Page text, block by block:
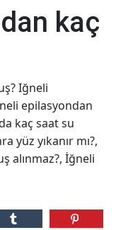
kaç
Iğneli
epilasyondan
kaç saat su
yüz yıkanır mı?,
alınmaz?, İğneli